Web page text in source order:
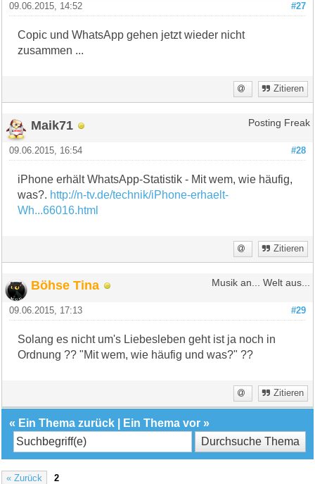
#27
09.06.2015, 14:52
Copic und WhatsApp gehen jetzt wieder nicht
zusammen ...
Zitieren
Maik71 Posting Freak
#28
09.06.2015, 16:54
iPhone erhält WhatsApp-Statistik - Mit wem, wie häufig,
was?. http://n-tv.de/technik/iPhone-erhaelt-
Wh...66016.html
Zitieren
Böhse Tina Musik an... Welt aus...
#29
09.06.2015, 17:13
Solang es nicht um's Liebesleben geht ist ja noch in
Ordnung ?? "Mit wem, wie häufig und was?" ??
Zitieren
« Ein Thema zurück Ein Thema vor »
« Zurück 2